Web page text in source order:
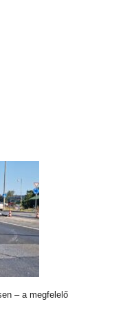
– a megfelelő